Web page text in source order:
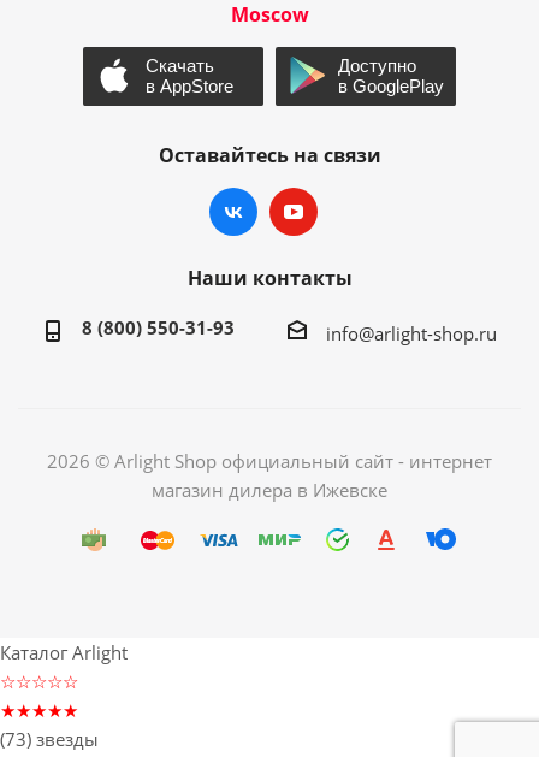
Moscow
Оставайтесь на связи
Наши контакты
8 (800) 550-31-93 info@arlight-shop.ru
2026 © Arlight Shop официальный сайт - интернет
магазин дилера в Ижевске
Каталог Arlight
☆☆☆☆☆
★★★★★
(73) звезды